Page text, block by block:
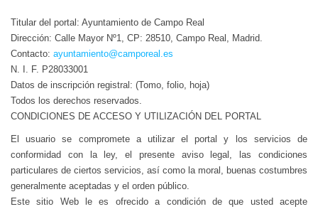
Titular del portal: Ayuntamiento de Campo Real
Dirección: Calle Mayor Nº1, CP: 28510, Campo Real, Madrid.
Contacto: ayuntamiento@camporeal.es
N. I. F. P28033001
Datos de inscripción registral: (Tomo, folio, hoja)
Todos los derechos reservados.
CONDICIONES DE ACCESO Y UTILIZACIÓN DEL PORTAL
El usuario se compromete a utilizar el portal y los servicios de
conformidad con la ley, el presente aviso legal, las condiciones
particulares de ciertos servicios, así como la moral, buenas costumbres
generalmente aceptadas y el orden público.
Este sitio Web le es ofrecido a condición de que usted acepte